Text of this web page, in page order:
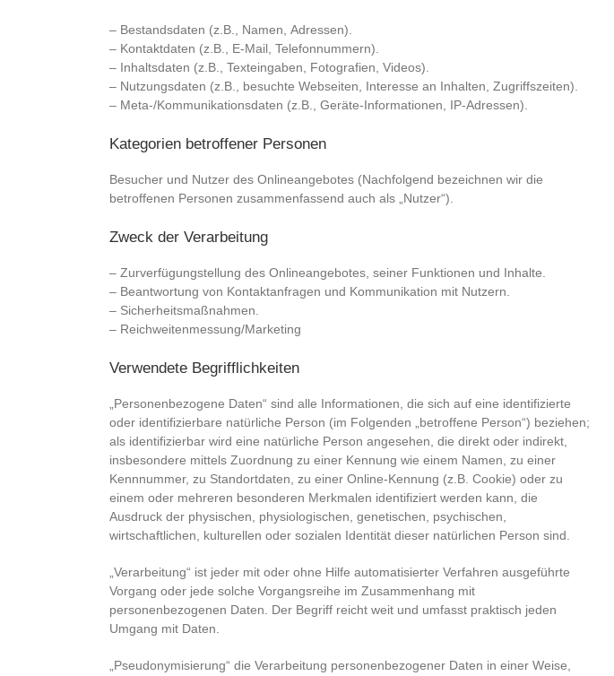
– Bestandsdaten (z.B., Namen, Adressen).
– Kontaktdaten (z.B., E-Mail, Telefonnummern).
– Inhaltsdaten (z.B., Texteingaben, Fotografien, Videos).
– Nutzungsdaten (z.B., besuchte Webseiten, Interesse an Inhalten, Zugriffszeiten).
– Meta-/Kommunikationsdaten (z.B., Geräte-Informationen, IP-Adressen).
Kategorien betroffener Personen
Besucher und Nutzer des Onlineangebotes (Nachfolgend bezeichnen wir die
betroffenen Personen zusammenfassend auch als „Nutzer“).
Zweck der Verarbeitung
– Zurverfügungstellung des Onlineangebotes, seiner Funktionen und Inhalte.
– Beantwortung von Kontaktanfragen und Kommunikation mit Nutzern.
– Sicherheitsmaßnahmen.
– Reichweitenmessung/Marketing
Verwendete Begrifflichkeiten
„Personenbezogene Daten“ sind alle Informationen, die sich auf eine identifizierte
oder identifizierbare natürliche Person (im Folgenden „betroffene Person“) beziehen;
als identifizierbar wird eine natürliche Person angesehen, die direkt oder indirekt,
insbesondere mittels Zuordnung zu einer Kennung wie einem Namen, zu einer
Kennnummer, zu Standortdaten, zu einer Online-Kennung (z.B. Cookie) oder zu
einem oder mehreren besonderen Merkmalen identifiziert werden kann, die
Ausdruck der physischen, physiologischen, genetischen, psychischen,
wirtschaftlichen, kulturellen oder sozialen Identität dieser natürlichen Person sind.
„Verarbeitung“ ist jeder mit oder ohne Hilfe automatisierter Verfahren ausgeführte
Vorgang oder jede solche Vorgangsreihe im Zusammenhang mit
personenbezogenen Daten. Der Begriff reicht weit und umfasst praktisch jeden
Umgang mit Daten.
„Pseudonymisierung“ die Verarbeitung personenbezogener Daten in einer Weise,